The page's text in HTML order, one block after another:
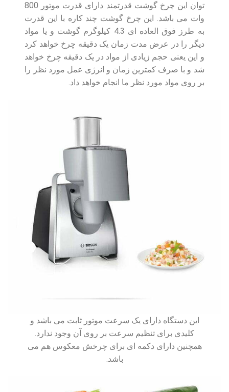
توان این چرخ گوشت قدرتمند دارای قدرت موتور 800
وات می باشد. این چرخ گوشت چند کاره با این قدرت
به طرز فوق العاده ای 4.3 کیلوگرم گوشت و یا مواد
دیگر را در عرض مدت زمان یک دقیقه چرخ خواهد کرد
و این یعنی حجم زیادی از مواد در یک دقیقه چرخ خواهد
شد و با صرف کمترین زمان و انرژی عمل مورد نظر را
بر روی مواد مورد نظر ما انجام خواهد داد.
این دستگاه دارای یک سرعت موتور ثابت می باشد و
کلیدی برای تنظیم سرعت بر روی آن وجود ندارد.
همچنین دارای دکمه ای برای چرخش معکوس هم می
باشد.